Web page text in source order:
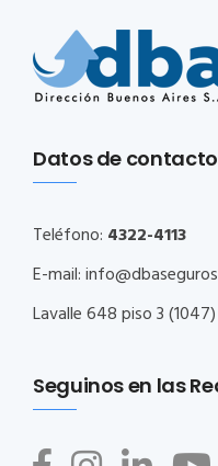
Datos de contacto
Teléfono: 4322-4113
E-mail:
Lavalle 648 piso 3 (1047)
Seguinos en las